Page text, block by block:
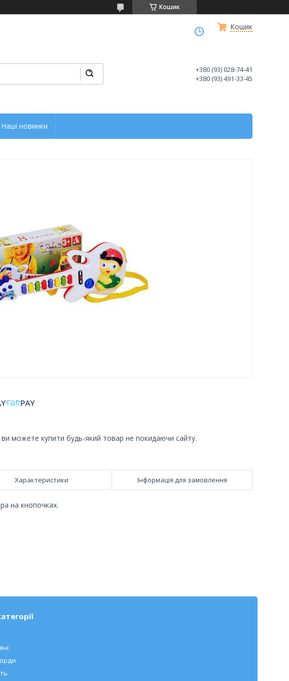
Кошик
Кошик
+380 (93) 028-74-41
+380 (93) 491-33-45
Наші новинки
ви можете купити будь-який товар не покидаючи сайту.
Характеристики Інформація для замовлення
на кнопочках.